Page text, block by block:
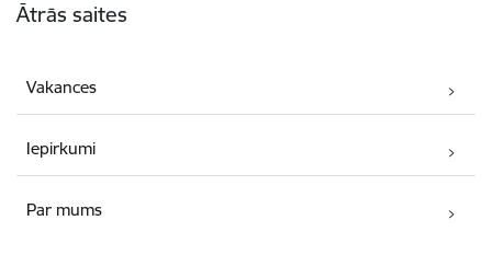
Ātrās saites
Vakances
Iepirkumi
Par mums